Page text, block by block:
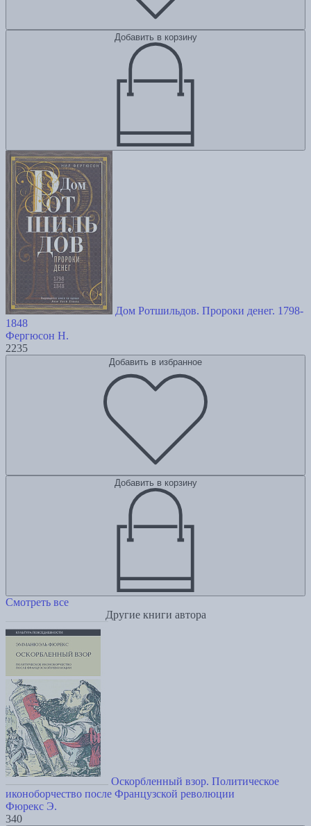
Добавить в корзину
Дом Ротшильдов. Пророки денег. 1798-
1848
Фергюсон Н.
2235
Добавить в избранное
Добавить в корзину
Смотреть все
Другие книги автора
Оскорбленный взор. Политическое
иконоборчество после Французской революции
Фюрекс Э.
340